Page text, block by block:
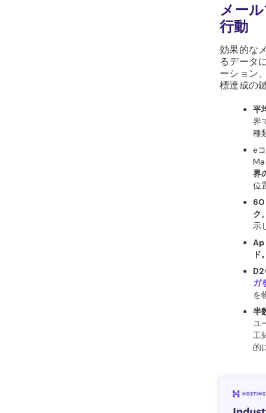
メー
行動
効果的な
るデータ
ーション
標達成の
平
界
種
e
界
位
60
ク
示
ド
ガ
を
半
ユ
工
的